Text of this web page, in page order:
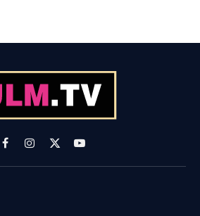
FacebookInstagram
X
(Twitter)
YouTube